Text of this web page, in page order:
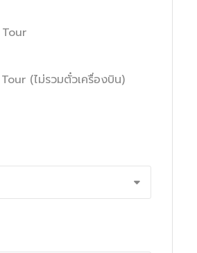
(ไม่รวมตั๋วเครื่องบิน)